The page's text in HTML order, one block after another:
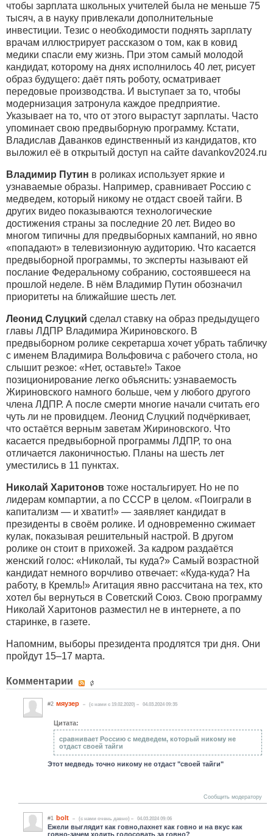
чтобы зарплата школьных учителей была не меньше 75
тысяч, а в науку привлекали дополнительные
инвестиции. Тезис о необходимости поднять зарплату
врачам иллюстрирует рассказом о том, как в ковид
медики спасли ему жизнь. При этом самый молодой
кандидат, которому на днях исполнилось 40 лет, рисует
образ будущего: даёт пять роботу, осматривает
передовые производства. И выступает за то, чтобы
модернизация затронула каждое предприятие.
Указывает на то, что от этого вырастут зарплаты. Часто
упоминает свою предвыборную программу. Кстати,
Владислав Даванков единственный из кандидатов, кто
выложил её в открытый доступ на сайте davankov2024.ru
Владимир Путин в роликах использует яркие и
узнаваемые образы. Например, сравнивает Россию с
медведем, который никому не отдаст своей тайги. В
других видео показываются технологические
достижения страны за последние 20 лет. Видео во
многом типичны для предвыборных кампаний, но явно
«попадают» в телевизионную аудиторию. Что касается
предвыборной программы, то эксперты называют ей
послание Федеральному собранию, состоявшееся на
прошлой неделе. В нём Владимир Путин обозначил
приоритеты на ближайшие шесть лет.
Леонид Слуцкий сделал ставку на образ предыдущего
главы ЛДПР Владимира Жириновского. В
предвыборном ролике секретарша хочет убрать табличку
с именем Владимира Вольфовича с рабочего стола, но
слышит резкое: «Нет, оставьте!» Такое
позиционирование легко объяснить: узнаваемость
Жириновского намного больше, чем у любого другого
члена ЛДПР. А после смерти многие начали считать его
чуть ли не провидцем. Леонид Слуцкий подчёркивает,
что остаётся верным заветам Жириновского. Что
касается предвыборной программы ЛДПР, то она
отличается лаконичностью. Планы на шесть лет
уместились в 11 пунктах.
Николай Харитонов тоже ностальгирует. Но не по
лидерам компартии, а по СССР в целом. «Поиграли в
капитализм — и хватит!» — заявляет кандидат в
президенты в своём ролике. И одновременно сжимает
кулак, показывая решительный настрой. В другом
ролике он стоит в прихожей. За кадром раздаётся
женский голос: «Николай, ты куда?» Самый возрастной
кандидат немного ворчливо отвечает: «Куда-куда? На
работу, в Кремль!» Агитация явно рассчитана на тех, кто
хотел бы вернуться в Советский Союз. Свою программу
Николай Харитонов разместил не в интернете, а по
старинке, в газете.
Напомним, выборы президента продлятся три дня. Они
пройдут 15–17 марта.
Комментарии
#2 мяузер (c нами с 19.02.2020) 04.03.2024 09:35
Цитата:
сравнивает Россию с медведем, который никому не
отдаст своей тайги
Этот медведь точно никому не отдаст "своей тайги"
Сообщить модератору
#1 bolt (c нами очень давно) 04.03.2024 09:06
Ежели выглядит как говно,пахнет как говно и на вкус как
говно-зачем ходить голосовать за говно?